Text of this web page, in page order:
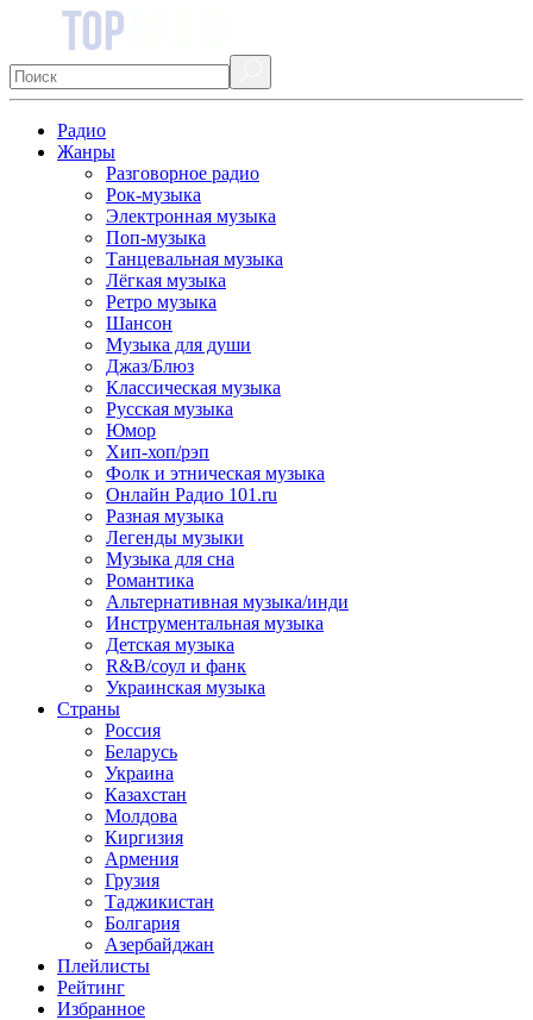
Радио
Жанры
Разговорное радио
Рок-музыка
Электронная музыка
Поп-музыка
Танцевальная музыка
Лёгкая музыка
Ретро музыка
Шансон
Музыка для души
Джаз/Блюз
Классическая музыка
Русская музыка
Юмор
Хип-хоп/рэп
Фолк и этническая музыка
Онлайн Радио 101.ru
Разная музыка
Легенды музыки
Музыка для сна
Романтика
Альтернативная музыка/инди
Инструментальная музыка
Детская музыка
R&B/cоул и фанк
Украинская музыка
Страны
Россия
Беларусь
Украина
Казахстан
Молдова
Киргизия
Армения
Грузия
Таджикистан
Болгария
Азербайджан
Плейлисты
Рейтинг
Избранное